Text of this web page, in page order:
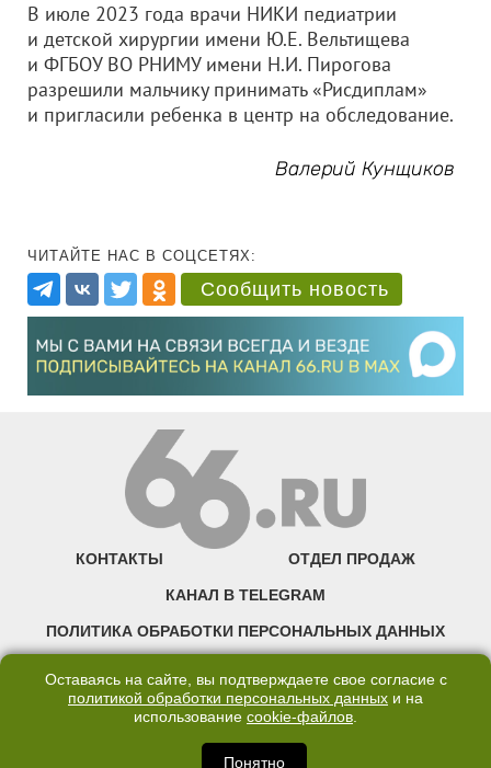
В июле 2023 года врачи НИКИ педиатрии
и детской хирургии имени Ю.Е. Вельтищева
и ФГБОУ ВО РНИМУ имени Н.И. Пирогова
разрешили мальчику принимать «Рисдиплам»
и пригласили ребенка в центр на обследование.
Валерий Кунщиков
ЧИТАЙТЕ НАС В СОЦСЕТЯХ:
Сообщить новость
КОНТАКТЫ ОТДЕЛ ПРОДАЖ
КАНАЛ В TELEGRAM
ПОЛИТИКА ОБРАБОТКИ ПЕРСОНАЛЬНЫХ ДАННЫХ
©2007—2025 66.RU. Воспроизведение, сообщение, доведение до всеобщего
правообладателя запрещено. Сетевое издание «Современный портал
Оставаясь на сайте, вы подтверждаете свое согласие с
политикой обработки персональных данных и на
использование cookie-файлов.
Понятно